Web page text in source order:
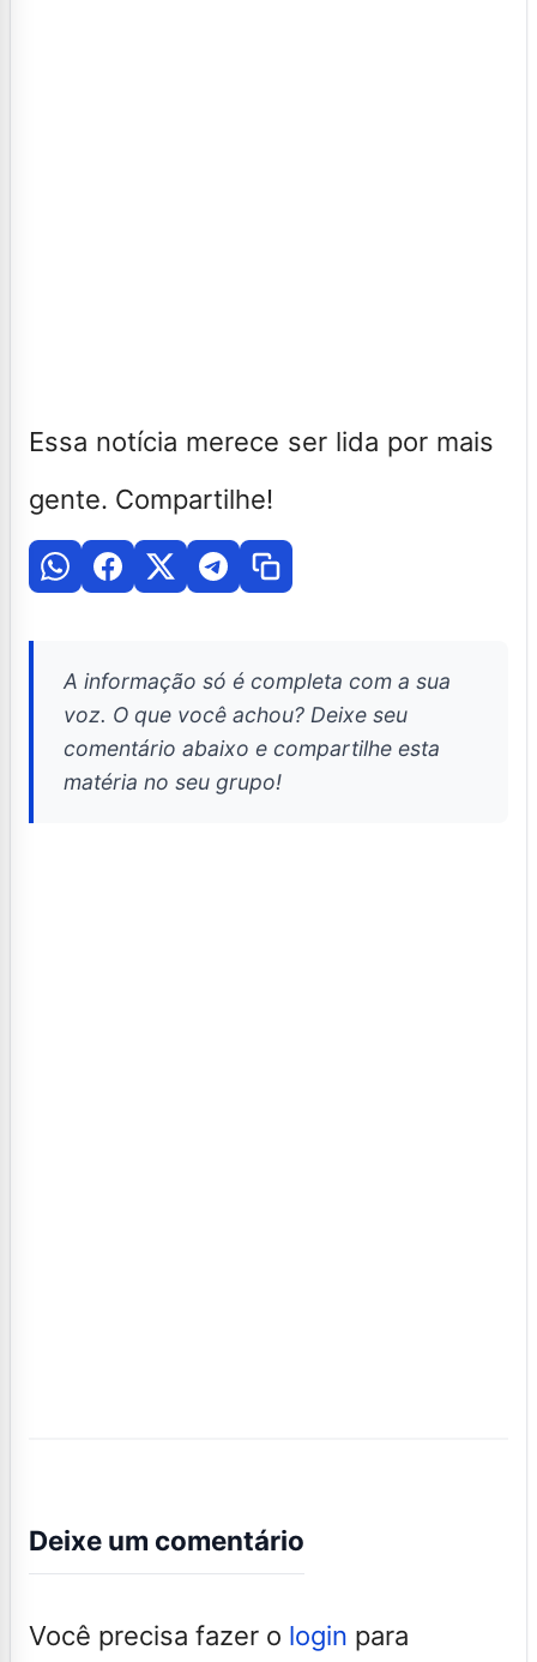
Essa notícia merece ser lida por mais
gente. Compartilhe!
A informação só é completa com a sua
voz. O que você achou? Deixe seu
comentário abaixo e compartilhe esta
matéria no seu grupo!
Deixe um comentário
Você precisa fazer o login para